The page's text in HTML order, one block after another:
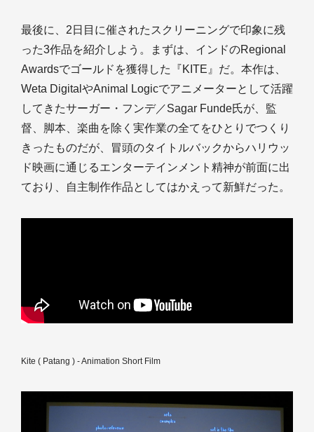
最後に、2日目に催されたスクリーニングで印象に残
った3作品を紹介しよう。まずは、インドのRegional
Awardsでゴールドを獲得した『KITE』だ。本作は、
Weta DigitalやAnimal Logicでアニメーターとして活躍
してきたサーガー・フンデ／Sagar Funde氏が、監
督、脚本、楽曲を除く実作業の全てをひとりでつくり
きったものだが、冒頭のタイトルバックからハリウッ
ド映画に通じるエンターテインメント精神が前面に出
ており、自主制作作品としてはかえって新鮮だった。
Kite ( Patang ) - Animation Short Film